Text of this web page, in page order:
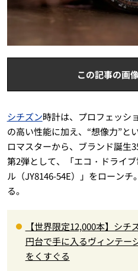
この記事の画
シチズン時計は、プロフェッシ
の高い性能に加え、“想像力”と
ロマスターから、ブランド誕生
第2弾として、「エコ・ドライ
ル（JY8146-54E）」をローン
る。
【世界限定12,000本】シ
円台で手に入るヴィンテー
をくすぐる